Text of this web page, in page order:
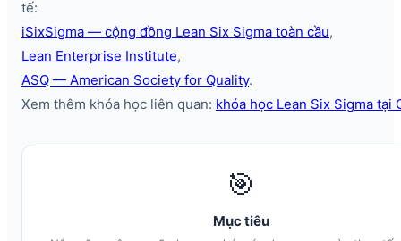
tế:
iSixSigma — cộng đồng Lean Six Sigma toàn cầu,
Lean Enterprise Institute,
ASQ — American Society for Quality.
Xem thêm khóa học liên quan: khóa học Lean Six Sigma tại
🎯
Mục tiêu